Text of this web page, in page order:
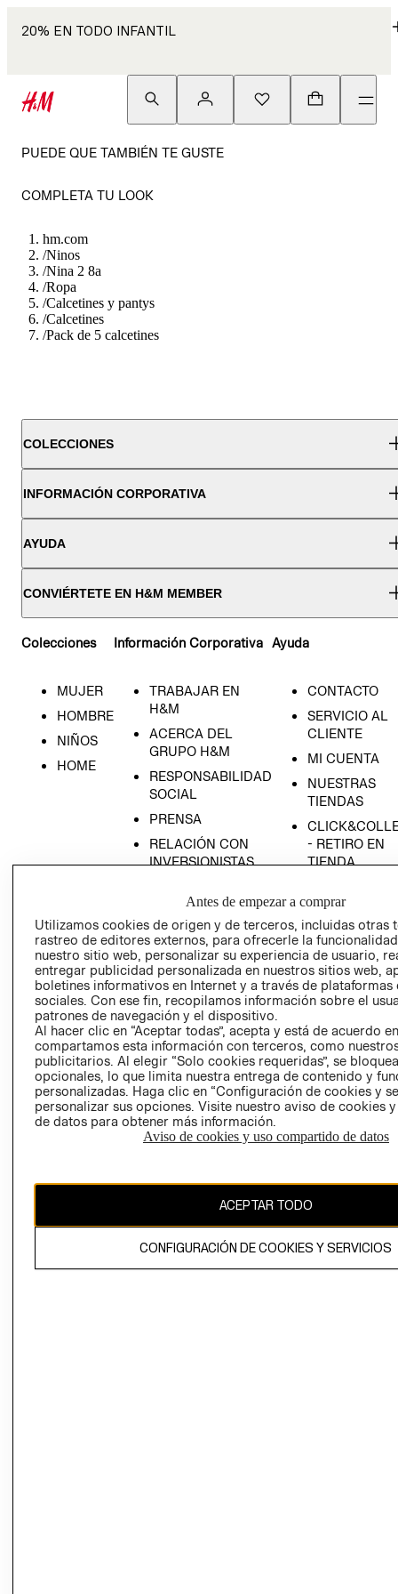
20% EN TODO INFANTIL
PUEDE QUE TAMBIÉN TE GUSTE
COMPLETA TU LOOK
hm.com
/Ninos
/Nina 2 8a
/Ropa
/Calcetines y pantys
/Calcetines
/Pack de 5 calcetines
COLECCIONES
INFORMACIÓN CORPORATIVA
AYUDA
CONVIÉRTETE EN H&M MEMBER
Colecciones
MUJER
HOMBRE
NIÑOS
HOME
Información Corporativa
TRABAJAR EN
H&M
ACERCA DEL
GRUPO H&M
RESPONSABILIDAD
SOCIAL
PRENSA
RELACIÓN CON
INVERSIONISTAS
EMPRESARIAL
Ayuda
CONTACTO
SERVICIO AL
CLIENTE
MI CUENTA
NUESTRAS
TIENDAS
- RETIRO EN
TIENDA
CONDICIONES
AVISO DE
PRIVACIDAD
GIFT CARD
AVISO DE
El contenido de esta página web está protegido por copyright y es
Antes de empezar a comprar
Utilizamos cookies de origen y de terceros, incluidas otras
rastreo de editores externos, para ofrecerle la
nuestro sitio web, personalizar su experiencia de usuario,
entregar publicidad personalizada en nuestros sitios web,
boletines informativos en Internet y a través de plataformas
sociales. Con ese fin, recopilamos información sobre el
patrones de navegación y el dispositivo.
Al hacer clic en “Aceptar todas”, acepta y está de acuerdo
compartamos esta información con terceros, como
publicitarios. Al elegir “Solo cookies requeridas”, se
opcionales, lo que limita nuestra entrega de contenido y
personalizadas. Haga clic en “Configuración de cookies y
personalizar sus opciones. Visite nuestro aviso de cookies
de datos para obtener más información.
Aviso de cookies y uso compartido de datos
ACEPTAR TODO
CONFIGURACIÓN DE COOKIES Y SERVICIOS